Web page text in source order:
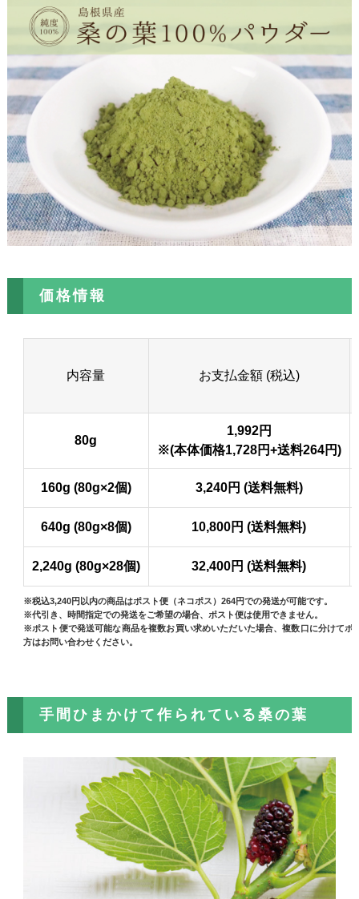
価格情報
内容量 お支払金額 (税込)
80g
1,992円
※(本体価格1,728円+送料264円)
160g (80g×2個) 3,240円 (送料無料)
640g (80g×8個) 10,800円 (送料無料)
2,240g (80g×28個) 32,400円 (送料無料)
※税込3,240円以内の商品はポスト便（ネコポス）264円での発送が可能です。
※代引き、時間指定での発送をご希望の場合、ポスト便は使用できません。
※ポスト便で発送可能な商品を複数お買い求めいただいた場合、複数口に分けてポ
方はお問い合わせください。
手間ひまかけて作られている桑の葉